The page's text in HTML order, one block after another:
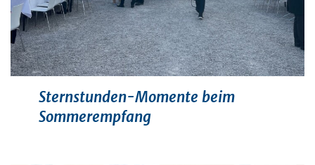
Sternstunden-Momente beim
Sommerempfang